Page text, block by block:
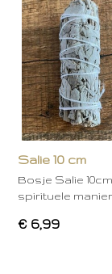
Salie 10 cm
Bosje Salie
spirituele manier
€ 6,99